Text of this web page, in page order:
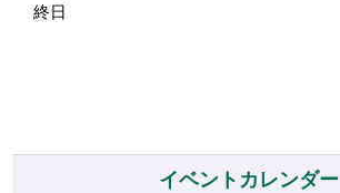
終日
イベントカレンダー